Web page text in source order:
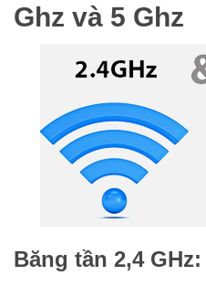
Ghz và 5 Ghz
Băng tần 2,4 GHz: